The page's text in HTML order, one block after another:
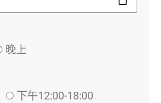
晚上
下午12:00-18:00